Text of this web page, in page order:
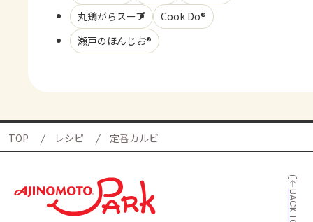
丸鶏がらスープ
Cook Do®
瀬戸のほんじお®
TOP レシピ 定番カルビ